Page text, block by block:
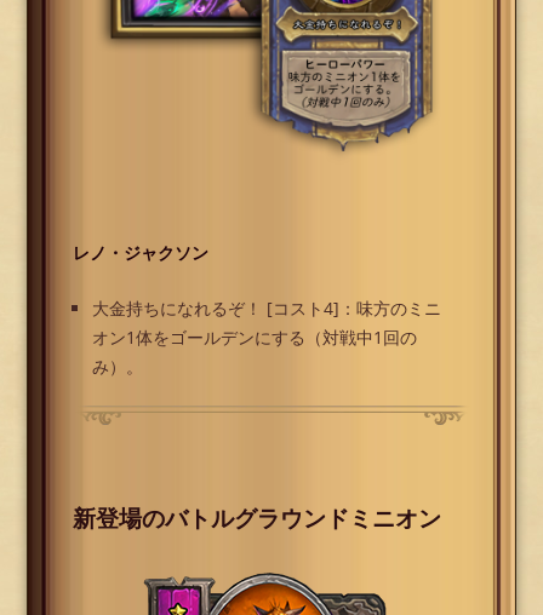
レノ・ジャクソン
大金持ちになれるぞ！ [コスト4]：味方のミニ
オン1体をゴールデンにする（対戦中1回の
み）。
新登場のバトルグラウンドミニオン